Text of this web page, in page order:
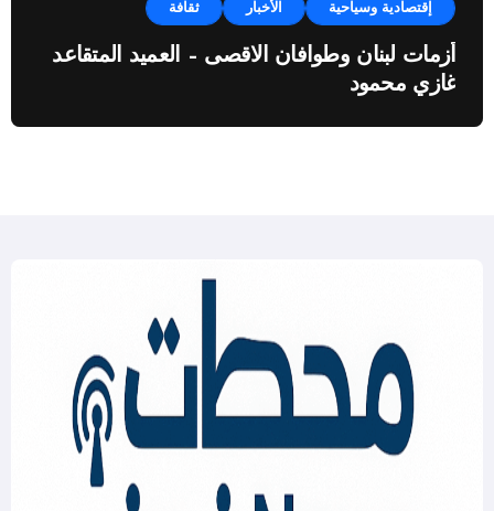
إقتصادية وسياحية الأخبار ثقافة
أزمات لبنان وطوافان الاقصى – العميد المتقاعد
غازي محمود